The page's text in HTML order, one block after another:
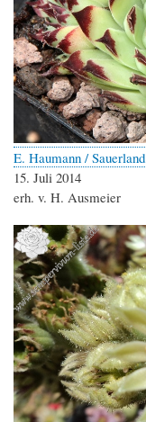
E. Haumann / Sauerland
15. Juli 2014
erh. v. H. Ausmeier